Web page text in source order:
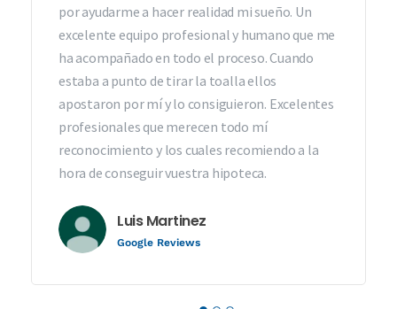
por ayudarme a hacer realidad mi sueño. Un
excelente equipo profesional y humano que me
ha acompañado en todo el proceso. Cuando
estaba a punto de tirar la toalla ellos
apostaron por mí y lo consiguieron. Excelentes
profesionales que merecen todo mí
reconocimiento y los cuales recomiendo a la
hora de conseguir vuestra hipoteca.
Luis Martinez
Google Reviews